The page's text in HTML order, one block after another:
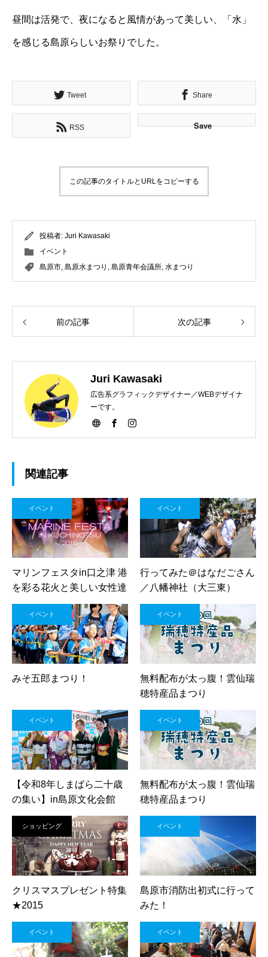
昼間は活発で、夜になると風情があって美しい、「水」
を感じる島原らしいお祭りでした。
Tweet Share
RSS Save
この記事のタイトルとURLをコピーする
投稿者: Juri Kawasaki
イベント
島原市 島原水まつり 島原青年会議所 水まつり
前の記事 次の記事
Juri Kawasaki
広告系グラフィックデザイナー／WEBデザイナ
ーです。
関連記事
イベント
マリンフェスタin口之津 港
を彩る花火と美しい女性達
イベント
行ってみた＠はなだごさん
／八幡神社（大三東）
イベント
みそ五郎まつり！
イベント
無料配布が太っ腹！雲仙瑞
穂特産品まつり
イベント
【令和8年しまばら二十歳
の集い】in島原文化会館
イベント
無料配布が太っ腹！雲仙瑞
穂特産品まつり
ショッピング
クリスマスプレゼント特集
★2015
イベント
島原市消防出初式に行って
みた！
イベント イベント